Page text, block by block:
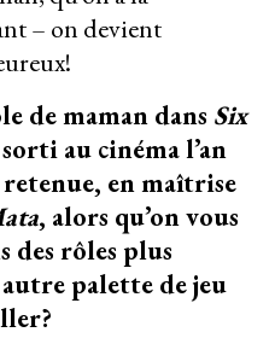
– on devient
de maman dans Six
au cinéma l’an
en maîtrise
, alors qu’on vous
des rôles plus
palette de jeu